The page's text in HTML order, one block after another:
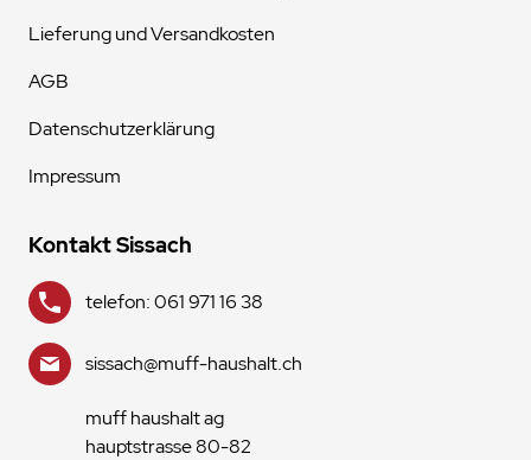
Lieferung und Versandkosten
AGB
Datenschutzerklärung
Impressum
Kontakt Sissach
telefon: 061 971 16 38
sissach@muff-haushalt.ch
muff haushalt ag
hauptstrasse 80-82